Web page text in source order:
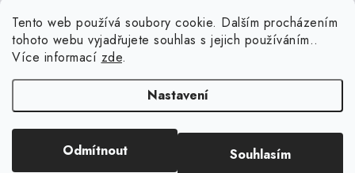
Tento web používá soubory cookie. Dalším procházením
tohoto webu vyjadřujete souhlas s jejich používáním..
Více informací zde.
Nastavení
Odmítnout Souhlasím
Doprava a platba
Vrácení zboží a reklamace
Nová skla pro vaši ochranu
22.8.2020
Designové kryty pro Xiaomi
Heureka Recenze obchodu
. Všechna práva vyhrazena.
Upravit nastavení